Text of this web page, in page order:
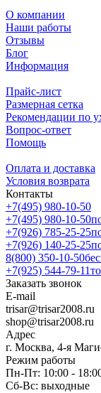
О компании
Наши работы
Отзывы
Блог
Информация
Прайс-лист
Размерная сетка
Рекомендации по
Вопрос-ответ
Помощь
Оплата и доставка
Условия возврата
Контакты
+7(495) 980-10-50
+7(495) 980-10-50
+7(926) 785-25-25
+7(926) 140-25-25
8(800) 350-10-50
+7(925) 544-79-11
Заказать звонок
E-mail
trisar@trisar2008.ru
shop@trisar2008.ru
Адрес
г. Москва, 4-я
Режим работы
Пн-Пт: 10:00 -
Сб-Вс: выходные